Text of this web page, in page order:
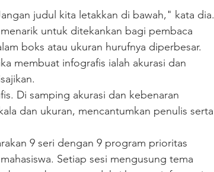
judul kita letakkan di bawah," kata dia.
untuk ditekankan bagi pembaca
boks atau ukuran hurufnya diperbesar.
membuat infografis ialah akurasi dan
Di samping akurasi dan kebenaran
dan ukuran, mencantumkan penulis serta
9 seri dengan 9 program prioritas
Setiap sesi mengusung tema